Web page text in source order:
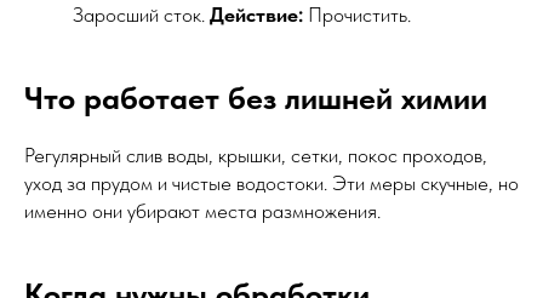
Заросший сток. Действие: Прочистить.
Что работает без лишней химии
Регулярный слив воды, крышки, сетки, покос проходов,
уход за прудом и чистые водостоки. Эти меры скучные, но
именно они убирают места размножения.